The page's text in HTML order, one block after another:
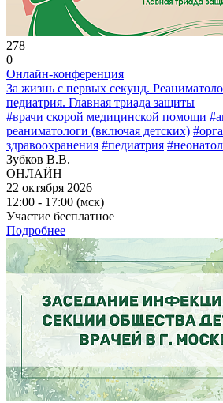
278
0
Онлайн-конференция
За жизнь с первых секунд.
педиатрия. Главная триада защиты
#врачи скорой медицинской помощи
реаниматологи (включая детских)
здравоохранения #педиатрия
Зубков В.В.
ОНЛАЙН
22 октября 2026
12:00 - 17:00 (мск)
Участие бесплатное
Подробнее